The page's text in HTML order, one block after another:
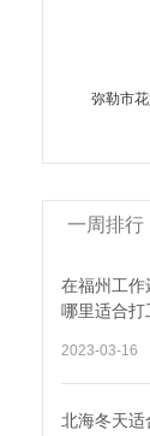
弥勒市
一周排行
在福州工作
哪里适合打
2023-03-16
北海冬天